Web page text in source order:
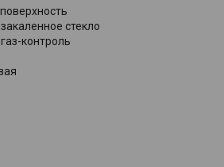
закаленное стекло
контроль